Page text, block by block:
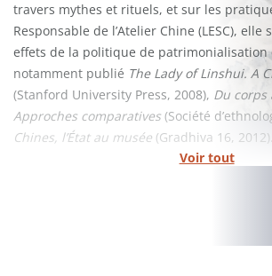
Voir tout
travers mythes et rituels, et sur les
Responsable de l’Atelier Chine (LESC), elle
effets de la politique de patrimonialisation
notamment publié The Lady of Linshui. A
(Stanford University Press, 2008), Du corps
Approches comparatives (Société
Chines, l’État au musée (Gradhiva 16, 2012).